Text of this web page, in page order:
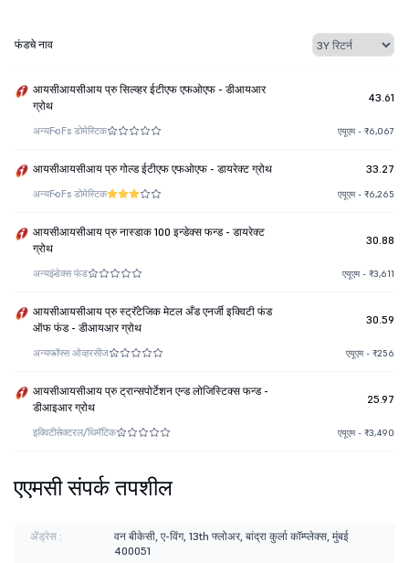
फंडचे नाव
आयसीआयसीआय प्रु सिल्व्हर ईटीएफ एफओएफ - डीआयआर
ग्रोथ
43.61
अन्यFoFs डोमेस्टिक एयूएम - ₹6,067
आयसीआयसीआय प्रु गोल्ड ईटीएफ एफओएफ - डायरेक्ट ग्रोथ 33.27
अन्यFoFs डोमेस्टिक एयूएम - ₹6,265
आयसीआयसीआय प्रु नास्डाक 100 इन्डेक्स फन्ड - डायरेक्ट
ग्रोथ
30.88
अन्यइंडेक्स फंड एयूएम - ₹3,611
आयसीआयसीआय प्रु स्ट्रॅटेजिक मेटल अँड एनर्जी इक्विटी फंड
ऑफ फंड - डीआयआर ग्रोथ
30.59
अन्यफॉफ्स ओव्हरसीज एयूएम - ₹256
आयसीआयसीआय प्रु ट्रान्सपोर्टेशन एन्ड लोजिस्टिक्स फन्ड -
डीआइआर ग्रोथ
25.97
इक्विटीसेक्टरल/थिमॅटिक एयूएम - ₹3,490
एएमसी संपर्क तपशील
ॲड्रेस :
वन बीकेसी, ए-विंग, 13th फ्लोअर, बांद्रा कुर्ला कॉम्प्लेक्स, मुंबई
400051